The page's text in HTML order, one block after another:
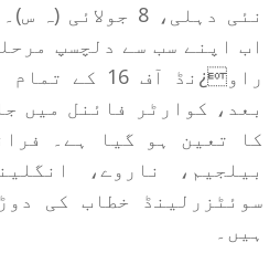
اب اپنے سب سے دلچسپ
راو¿نڈ آف
بعد، کوارٹر فائنل میں
کا تعین ہو گیا ہے۔
بیلجیم، ناروے،
سوئٹزرلینڈ خطاب کی
ہیں۔